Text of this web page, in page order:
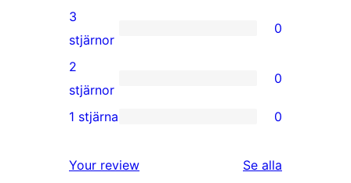
recension
4-
stjärniga
recensioner
0
3-
stjärniga
recensioner
3
stjärnor
0
0
2-
recensioner
2
stjärnor
0
stjärniga
1 stjärna 0
Your review
Se alla